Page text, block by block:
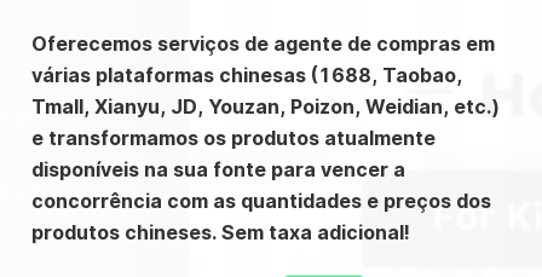
Oferecemos serviços de agente de compras em
várias plataformas chinesas (1688, Taobao,
Tmall, Xianyu, JD, Youzan, Poizon, Weidian, etc.)
e transformamos os produtos atualmente
disponíveis na sua fonte para vencer a
concorrência com as quantidades e preços dos
produtos chineses. Sem taxa adicional!